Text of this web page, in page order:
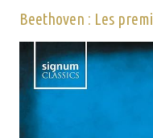
Beethoven : Les